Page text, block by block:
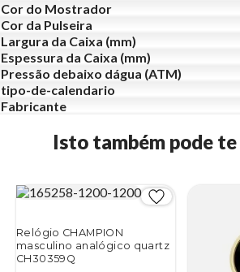
Cor do Mostrador
Cor da Pulseira
Largura da Caixa (mm)
Espessura da Caixa (mm)
Pressão debaixo dágua (ATM)
tipo-de-calendario
Fabricante
Isto também pode
Relógio CHAMPION
masculino analógico quartz
CH30359Q